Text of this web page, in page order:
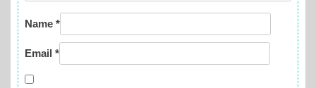
Name *
Email *